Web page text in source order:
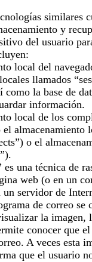
similares
y
del usuario
local del
llamados
como la base de
información.
local de los
almacenamiento
o el
es una técnica de
web (o en un
un servidor de
de correo se
la imagen,
conocer que
A veces esta
que el usuario